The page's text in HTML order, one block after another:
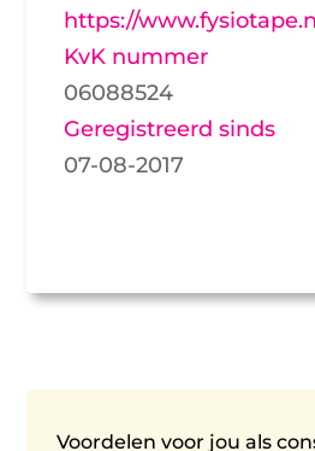
https://
KvK nummer
06088524
Geregistreerd sinds
07-08-2017
Voordelen voor jou als